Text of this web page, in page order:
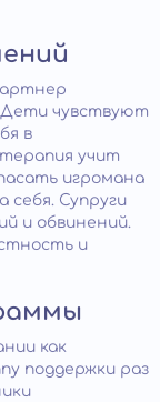
Дети чувствуют
в
учит
игромана
себя. Супруги
и обвинений.
и
как
поддержки раз